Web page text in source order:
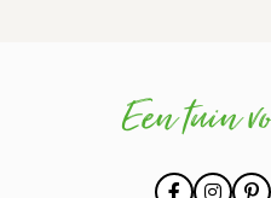
Een tuin